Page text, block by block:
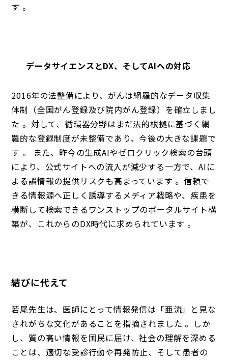
す 。
データサイエンスとDX、そしてAIへの対応
2016年の法整備により、がんは網羅的なデータ収集
体制（全国がん登録及び院内がん登録）を確立しまし
た 。対して、循環器分野はまだ法的根拠に基づく網
羅的な登録制度が未整備であり、今後の大きな課題で
す 。 また、昨今の生成AIやゼロクリック検索の台頭
により、公式サイトへの流入が減少する一方で、AIに
よる誤情報の提供リスクも高まっています 。信頼で
きる情報源へ正しく誘導するメディア戦略や、疾患を
横断して検索できるワンストップのポータルサイト構
築が、これからのDX時代に求められています 。
結びに代えて
若尾先生は、医師にとって情報発信は「亜流」と見な
されがちな文化があることを指摘されました 。しか
し、質の高い情報を国民に届け、社会の理解を深める
ことは、適切な受診行動や再発防止、そして患者の